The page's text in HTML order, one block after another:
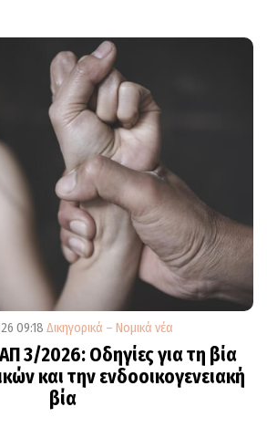
09:18 Δικηγορικά – Νομικά νέα
3/2026: Οδηγίες για τη βία
και την ενδοοικογενειακή
βία